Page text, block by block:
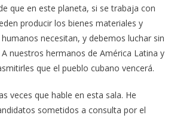
que en este planeta, si se trabaja con
producir los bienes materiales y
necesitan, y debemos luchar sin
nuestros hermanos de América Latina y
que el pueblo cubano vencerá.
veces que hable en esta sala. He
sometidos a consulta por el